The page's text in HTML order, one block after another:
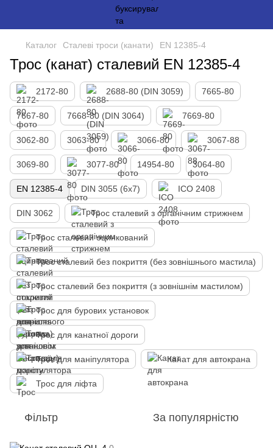
Каталог Сталеві троси (канати) EN 12385-4
Трос (канат) сталевий EN 12385-4
2172-80 2688-80 (DIN 3059) 7665-80
7667-80 7668-80 (DIN 3064) 7669-80
3062-80 3063-80 3066-80 3067-88
3069-80 3077-80 14954-80 3064-80
EN 12385-4 DIN 3055 (6x7) ІСО 2408
DIN 3062 Трос сталевий з органічним стрижнем
Трос сталевий оцинкований
Трос сталевий без покриття (без зовнішнього мастила)
Трос сталевий без покриття (з зовнішнім мастилом)
Трос для бурових установок
Трос для канатної дороги
Трос для маніпулятора Канат для автокрана
Трос для ліфта
Фільтр За популярністю